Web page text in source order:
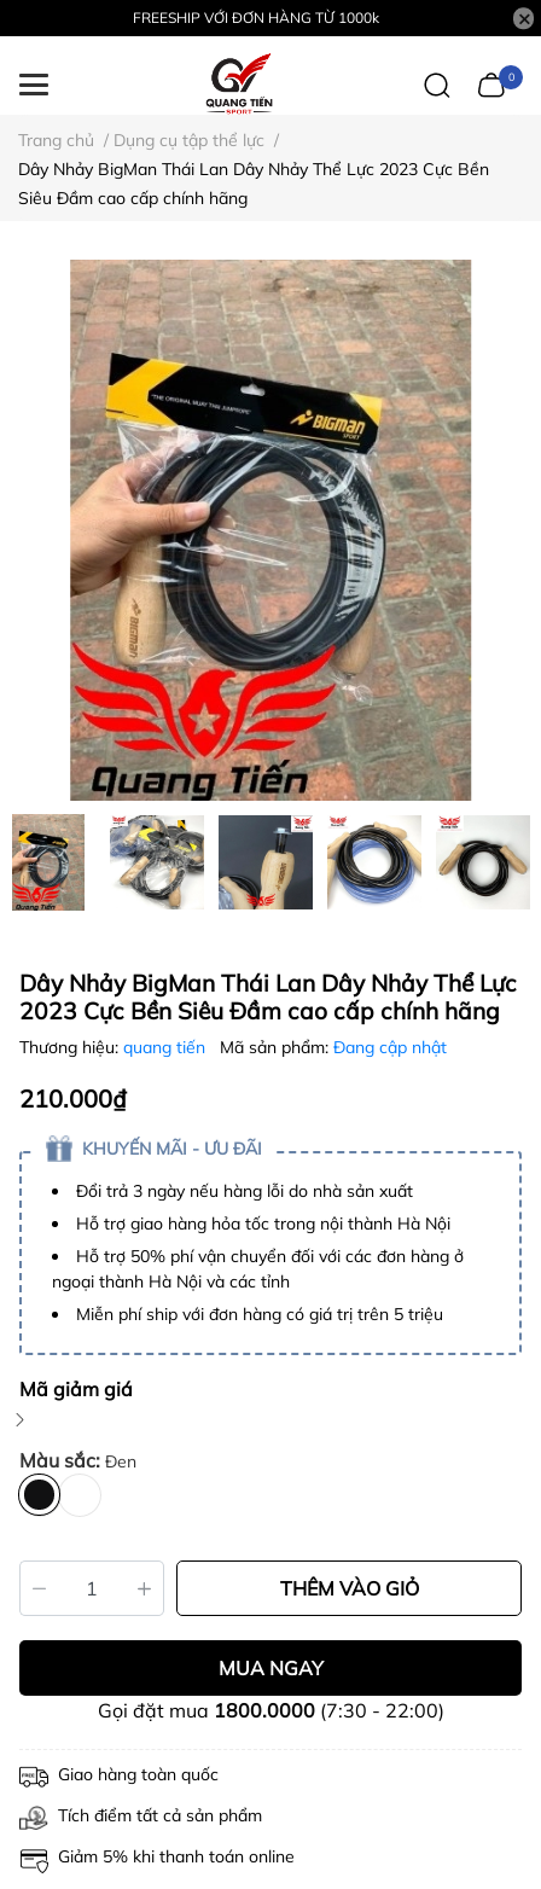
FREESHIP VỚI ĐƠN HÀNG TỪ 1000k
0
Trang chủ / Dụng cụ tập thể lực /
Dây Nhảy BigMan Thái Lan Dây Nhảy Thể Lực 2023 Cực Bền
Siêu Đầm cao cấp chính hãng
Dây Nhảy BigMan Thái Lan Dây Nhảy Thể Lực
2023 Cực Bền Siêu Đầm cao cấp chính hãng
Thương hiệu: quang tiến Mã sản phẩm: Đang cập nhật
210.000₫
KHUYẾN MÃI - ƯU ĐÃI
Đổi trả 3 ngày nếu hàng lỗi do nhà sản xuất
Hỗ trợ giao hàng hỏa tốc trong nội thành Hà Nội
Hỗ trợ 50% phí vận chuyển đối với các đơn hàng ở
ngoại thành Hà Nội và các tỉnh
Miễn phí ship với đơn hàng có giá trị trên 5 triệu
Mã giảm giá
Màu sắc: Đen
THÊM VÀO GIỎ
MUA NGAY
Gọi đặt mua 1800.0000(7:30 - 22:00)
Giao hàng toàn quốc
Tích điểm tất cả sản phẩm
Giảm 5% khi thanh toán online